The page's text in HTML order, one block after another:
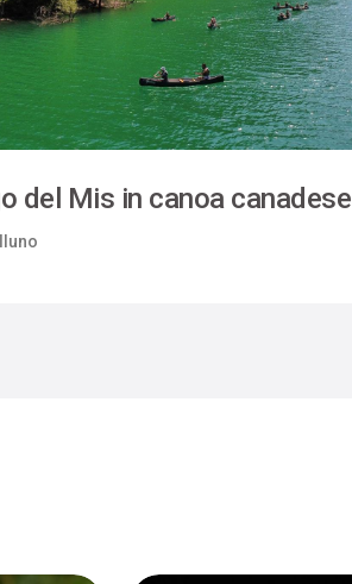
del Mis in canoa canadese